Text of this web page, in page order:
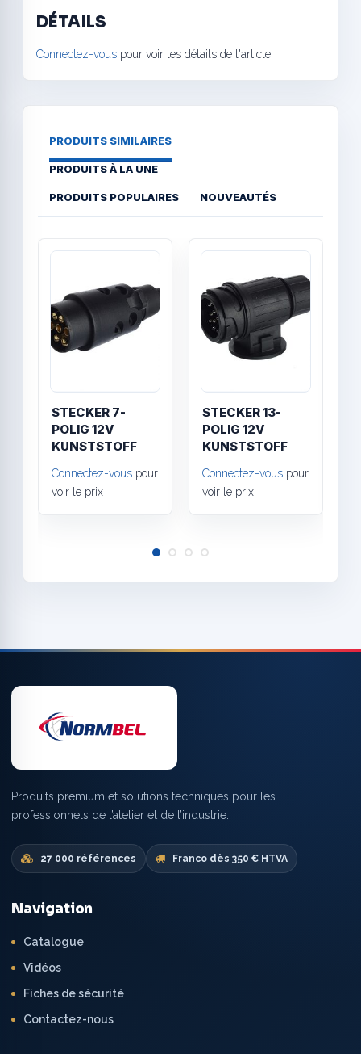
DÉTAILS
Connectez-vous pour voir les détails de l'article
PRODUITS SIMILAIRES
PRODUITS À LA UNE
PRODUITS POPULAIRES NOUVEAUTÉS
STECKER 7-
POLIG 12V
KUNSTSTOFF
Connectez-vous pour
voir le prix
STECKER 13-
POLIG 12V
KUNSTSTOFF
Connectez-vous pour
voir le prix
Produits premium et solutions techniques pour les
professionnels de l’atelier et de l’industrie.
27 000 références Franco dès 350 € HTVA
Navigation
Catalogue
Vidéos
Fiches de sécurité
Contactez-nous